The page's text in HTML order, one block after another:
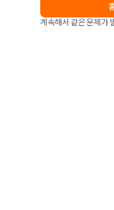
계속해서 같은 문제가